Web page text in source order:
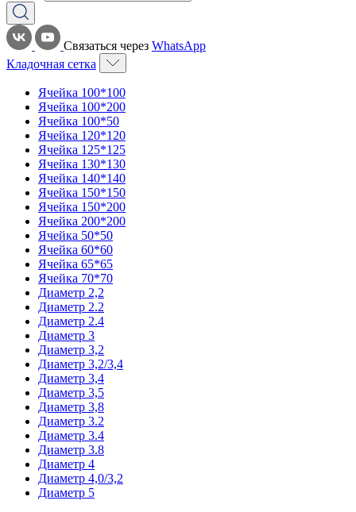
Связаться через WhatsApp
Кладочная сетка
Ячейка 100*100
Ячейка 100*200
Ячейка 100*50
Ячейка 120*120
Ячейка 125*125
Ячейка 130*130
Ячейка 140*140
Ячейка 150*150
Ячейка 150*200
Ячейка 200*200
Ячейка 50*50
Ячейка 60*60
Ячейка 65*65
Ячейка 70*70
Диаметр 2,2
Диаметр 2.2
Диаметр 2.4
Диаметр 3
Диаметр 3,2
Диаметр 3,2/3,4
Диаметр 3,4
Диаметр 3,5
Диаметр 3,8
Диаметр 3.2
Диаметр 3.4
Диаметр 3.8
Диаметр 4
Диаметр 4,0/3,2
Диаметр 5